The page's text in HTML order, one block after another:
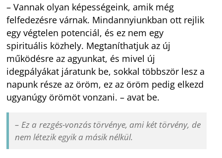
– Vannak olyan képességeink, amik még
felfedezésre várnak. Mindannyiunkban ott rejlik
egy végtelen potenciál, és ez nem egy
spirituális közhely. Megtaníthatjuk az új
működésre az agyunkat, és mivel új
idegpályákat járatunk be, sokkal többször lesz a
napunk része az öröm, ez az öröm pedig elkezd
ugyanúgy örömöt vonzani. – avat be.
– Ez a rezgés-vonzás törvénye, ami két törvény, de
nem létezik egyik a másik nélkül.